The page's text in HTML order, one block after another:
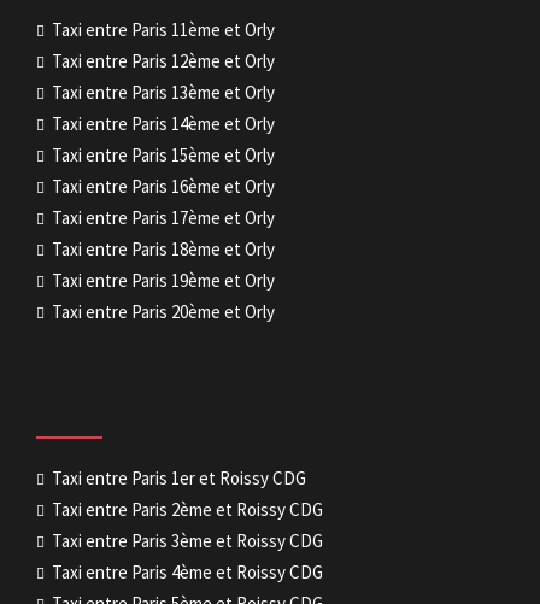
Taxi entre Paris 11ème et Orly
Taxi entre Paris 12ème et Orly
Taxi entre Paris 13ème et Orly
Taxi entre Paris 14ème et Orly
Taxi entre Paris 15ème et Orly
Taxi entre Paris 16ème et Orly
Taxi entre Paris 17ème et Orly
Taxi entre Paris 18ème et Orly
Taxi entre Paris 19ème et Orly
Taxi entre Paris 20ème et Orly
Taxi entre Paris 1er et Roissy CDG
Taxi entre Paris 2ème et Roissy CDG
Taxi entre Paris 3ème et Roissy CDG
Taxi entre Paris 4ème et Roissy CDG